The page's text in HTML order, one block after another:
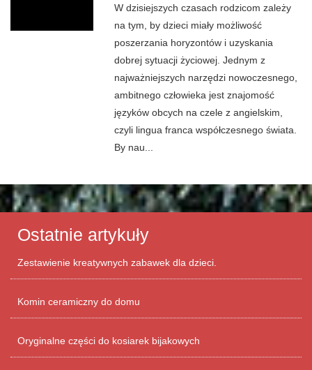
W dzisiejszych czasach rodzicom zależy
na tym, by dzieci miały możliwość
poszerzania horyzontów i uzyskania
dobrej sytuacji życiowej. Jednym z
najważniejszych narzędzi nowoczesnego,
ambitnego człowieka jest znajomość
języków obcych na czele z angielskim,
czyli lingua franca współczesnego świata.
By nau...
Ostatnie artykuły
Zestawienie kreatywnych zabawek dla dzieci.
Komin ceramiczny do domu
Oryginalne części do kosiarek bijakowych